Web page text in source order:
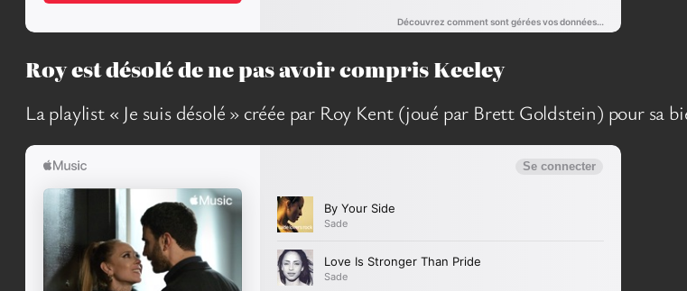
Roy est désolé de ne pas avoir compris Keeley
La playlist « Je suis désolé » créée par Roy Kent (joué par Brett Goldstein) pour sa